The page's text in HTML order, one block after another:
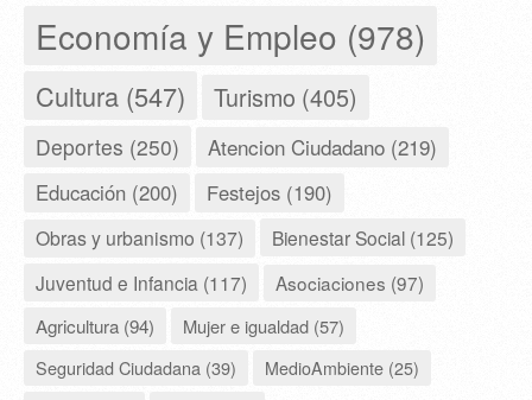
Economía y Empleo (978)
Cultura (547) Turismo (405)
Deportes (250) Atencion Ciudadano (219)
Educación (200) Festejos (190)
Obras y urbanismo (137)
Bienestar Social (125)
Juventud e Infancia (117)
Asociaciones (97)
Agricultura (94)
Mujer e igualdad (57)
Seguridad Ciudadana (39)
MedioAmbiente (25)